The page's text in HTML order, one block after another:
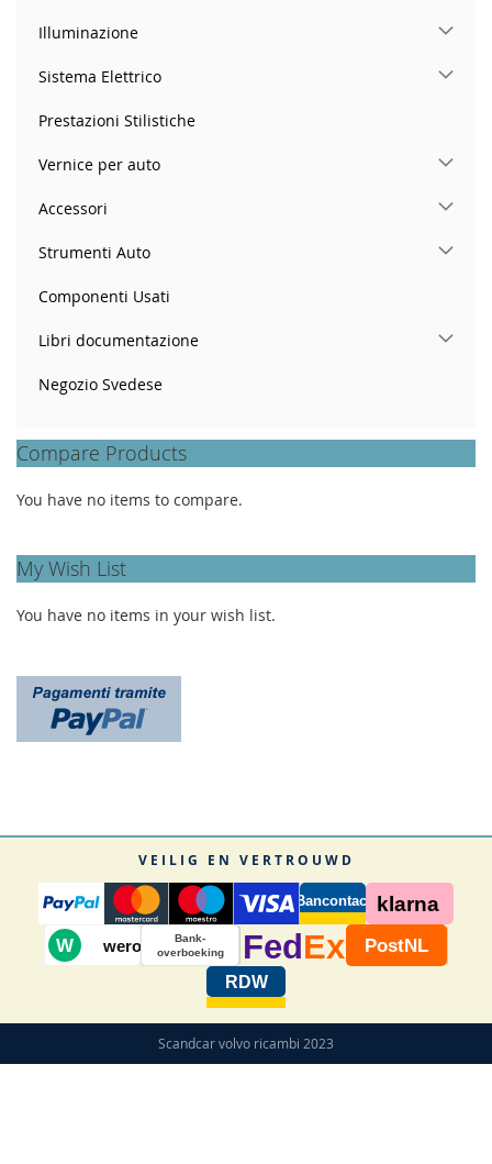
Illuminazione
Sistema Elettrico
Prestazioni Stilistiche
Vernice per auto
Accessori
Strumenti Auto
Componenti Usati
Libri documentazione
Negozio Svedese
Compare Products
You have no items to compare.
My Wish List
You have no items in your wish list.
VEILIG EN VERTROUWD
Bancontact klarna
W wero
Bank-
overboeking
Fed Ex PostNL
RDW
Scandcar volvo ricambi 2023